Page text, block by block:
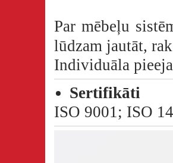
Par mēbeļu
lūdzam jautāt,
Individuāla
Sertifikāti
ISO 9001; ISO